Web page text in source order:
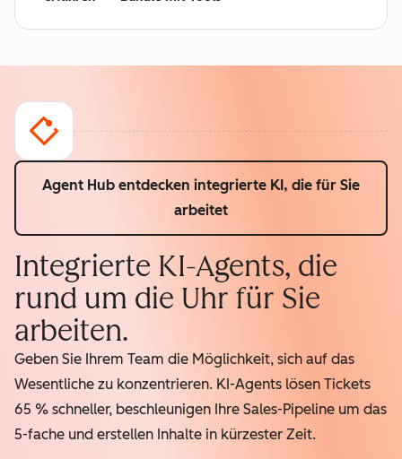
Agent Hub entdecken integrierte KI, die für Sie
arbeitet
Integrierte KI-Agents, die
rund um die Uhr für Sie
arbeiten.
Geben Sie Ihrem Team die Möglichkeit, sich auf das
Wesentliche zu konzentrieren. KI-Agents lösen Tickets
65 % schneller, beschleunigen Ihre Sales-Pipeline um das
5-fache und erstellen Inhalte in kürzester Zeit.